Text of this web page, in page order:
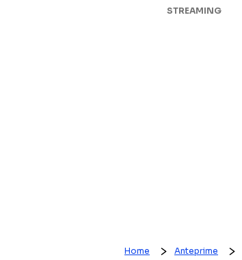
STREAMING
Home Anteprime